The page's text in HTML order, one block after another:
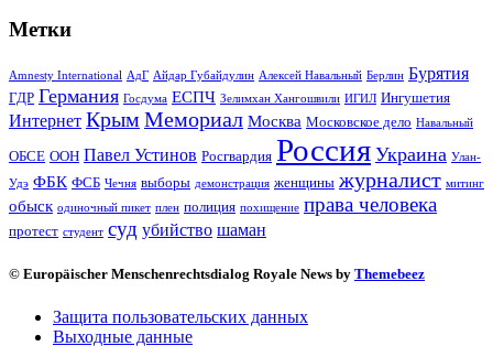
Метки
Amnesty International АдГ Айдар Губайдулин Алексей Навальный Берлин Бурятия
ГДР Германия Госдума ЕСПЧ Зелимхан Хангошвили ИГИЛ Ингушетия
Интернет Крым Мемориал Москва Московское дело Навальный
ОБСЕ ООН Павел Устинов Росгвардия Россия Украина Улан-
Удэ ФБК ФСБ Чечня выборы демонстрация женщины журналист митинг
обыск одиночный пикет плен полиция похищение права человека
протест студент суд убийство шаман
© Europäischer Menschenrechtsdialog Royale News by Themebeez
Защита пользовательских данных
Выходные данные